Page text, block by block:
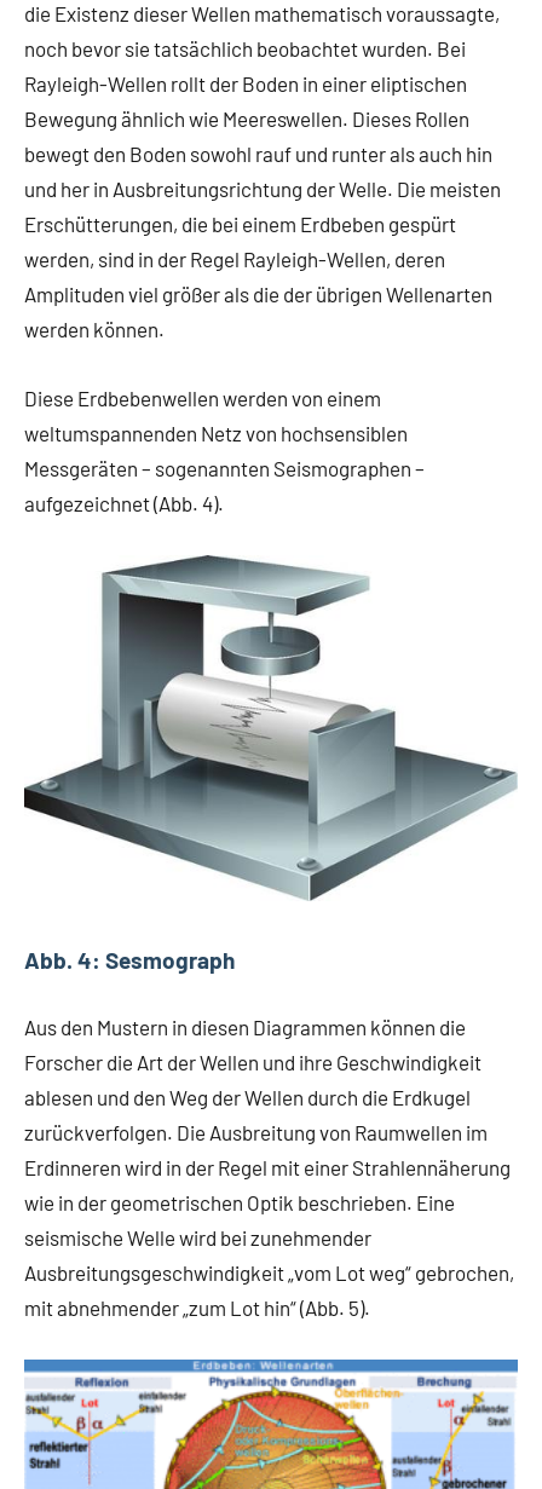
die Existenz dieser Wellen mathematisch voraussagte,
noch bevor sie tatsächlich beobachtet wurden. Bei
Rayleigh-Wellen rollt der Boden in einer eliptischen
Bewegung ähnlich wie Meereswellen. Dieses Rollen
bewegt den Boden sowohl rauf und runter als auch hin
und her in Ausbreitungsrichtung der Welle. Die meisten
Erschütterungen, die bei einem Erdbeben gespürt
werden, sind in der Regel Rayleigh-Wellen, deren
Amplituden viel größer als die der übrigen Wellenarten
werden können.
Diese Erdbebenwellen werden von einem
weltumspannenden Netz von hochsensiblen
Messgeräten – sogenannten Seismographen –
aufgezeichnet (Abb. 4).
Abb. 4: Sesmograph
Aus den Mustern in diesen Diagrammen können die
Forscher die Art der Wellen und ihre Geschwindigkeit
ablesen und den Weg der Wellen durch die Erdkugel
zurückverfolgen. Die Ausbreitung von Raumwellen im
Erdinneren wird in der Regel mit einer Strahlennäherung
wie in der geometrischen Optik beschrieben. Eine
seismische Welle wird bei zunehmender
Ausbreitungsgeschwindigkeit „vom Lot weg“ gebrochen,
mit abnehmender „zum Lot hin“ (Abb. 5).